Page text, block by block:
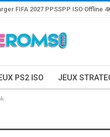
FIFA 2027 PPSSPP ISO Offline
PS2 ISO JEUX